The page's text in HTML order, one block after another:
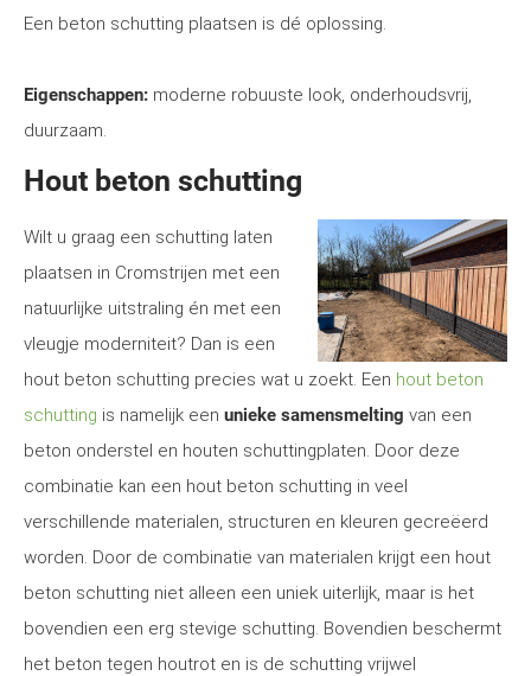
Een beton schutting plaatsen is dé oplossing.
Eigenschappen: moderne robuuste look, onderhoudsvrij,
duurzaam.
Hout beton schutting
Wilt u graag een schutting laten
plaatsen in Cromstrijen met een
natuurlijke uitstraling én met een
vleugje moderniteit? Dan is een
hout beton schutting precies wat u zoekt. Een hout beton
schutting is namelijk een unieke samensmelting van een
beton onderstel en houten schuttingplaten. Door deze
combinatie kan een hout beton schutting in veel
verschillende materialen, structuren en kleuren gecreëerd
worden. Door de combinatie van materialen krijgt een hout
beton schutting niet alleen een uniek uiterlijk, maar is het
bovendien een erg stevige schutting. Bovendien beschermt
het beton tegen houtrot en is de schutting vrijwel